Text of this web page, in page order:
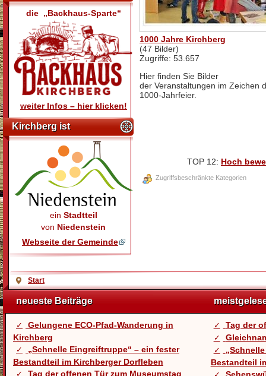
die „Backhaus-Sparte“
weiter Infos – hier klicken!
Kirchberg ist
ein Stadtteil
von Niedenstein
Webseite der Gemeinde
1000 Jahre Kirchberg
(47 Bilder)
Zugriffe: 53.657
Hier finden Sie Bilder
der Veranstaltungen im Zeichen
1000-Jahrfeier.
TOP 12: Hoch
Zugriffsbeschränkte Kategorien
Start
neueste Beiträge
Gelungene ECO-Pfad-Wanderung in
Kirchberg
„Schnelle Eingreiftruppe“ – ein fester
Bestandteil im Kirchberger Dorfleben
Tag der offenen Tür zum Museumstag
Tag der
Bestandteil